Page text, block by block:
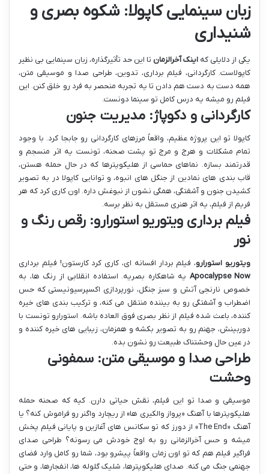
زبان سینمایی کاپولا: شکوه بصری و
شنیداری
یکی از دلایلی که اینک آخرالزمان تا این حد تأثیرگذاره، زبان سینمایی بی نظیر
کاپولاست. کارگردانی، فیلم برداری، تدوین، طراحی صدا و موسیقی متن،
همه دست به دست هم دادن تا یه تجربه منحصر به فرد رو خلق کنن. این
فیلم رو میشه یه درس کامل تو سینما دونست.
کارگردانی و دکوپاژ: مدیریت جنون
کاپولا تو این پروژه عظیم، واقعاً مرزهای کارگردانی رو جابجا کرد. با وجود
تمام مشکلات و هرج و مرج تو پشت صحنه، تونست یه اثر منسجم و
قدرتمند بسازه. نماهای حماسی از هلیکوپترها که در حال حمله هستن،
قاب بندی های نمادین از جنگل های انبوه، و توانایی کاپولا در به تصویر
کشیدن جنون و آشفتگی، همگی نشون از نبوغش داره. اون کاری کرد که هر
فریم از فیلم، یه اثر هنری مستقل به نظر برسه.
فیلم برداری ویتوریو استورارو: رقص رنگ و
نور
ویتوریو استورارو، فیلم بردار افسانه ای، کاری کرد کارستون! فیلم برداری
Apocalypse Now یه شاهکاره بصریه. استفاده انقلابی از رنگ ها، به
خصوص نارنجی آتش و سبز جنگل، نورپردازی اکسپرسیونیستی که حس
اضطراب و آشفتگی رو به بیننده منتقل می کنه، و ترکیب بندی های خیره
کننده، باعث شده فیلم از نظر بصری فوق العاده باشه. استورارو تونست با
دوربینش، جهنم رو به تصویر بکشه و همزمان، زیبایی های خیره کننده و
در عین حال وحشتناک طبیعت رو نشون بده.
طراحی صدا و موسیقی متن: سمفونی
وحشت
موسیقی و صدا تو این فیلم، نقش حیاتی دارن. کیه که صحنه حمله
هلیکوپترها با آهنگ «پرواز والکیری ها» از ریچارد واگنر رو فراموش کنه؟ یا
آهنگ «The End» از دورز که تو سکانس های آغازین و پایانی فیلم پخش
میشه و حس آخرالزمانی رو به اوج خودش می رسونه؟ طراحی صدای
فراگیر فیلم هم که تو اون زمان واقعاً پیشرو بود، شما رو کامل وارد فضای
جهنمی جنگ می کنه. صدای هلیکوپترها، شلیک گلوله ها، انفجارها، و حتی